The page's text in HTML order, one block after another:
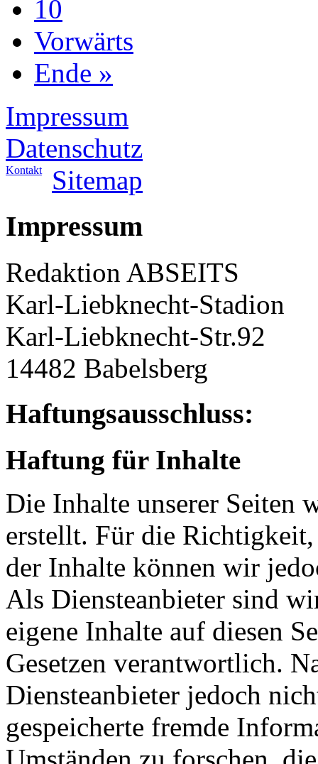
10
Vorwärts
Ende »
Impressum
Datenschutz
Kontakt Sitemap
Impressum
Redaktion ABSEITS
Karl-Liebknecht-Stadion
Karl-Liebknecht-Str.92
14482 Babelsberg
Haftungsausschluss:
Haftung für Inhalte
Die Inhalte unserer Seiten
erstellt. Für die
der Inhalte können wir
Als Diensteanbieter sind
eigene Inhalte auf diesen
Gesetzen verantwortlich.
Diensteanbieter jedoch
gespeicherte fremde